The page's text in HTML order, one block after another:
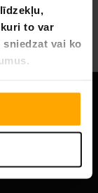
to var
vai ko